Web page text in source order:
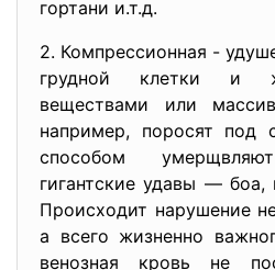
гортани и.т.д.
2. Компрессионная -
грудной клетки и
веществами или
например, поросят под
способом
гигантские удавы —
Происходит нарушение
а всего жизненно
венозная кровь не